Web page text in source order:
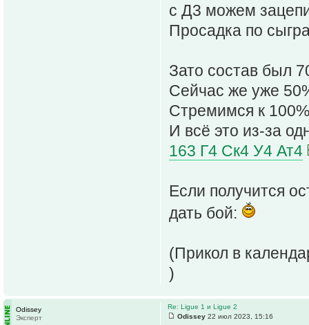
с Д3 можем
Просадка по
Зато состав был
Сейчас же уже
Стремимся к
И всё это из-за
163 Г4 Ск4 У4 Ат4
Если получится
дать бой:
(Прикол в
)
Re: Ligue 1 и Ligue 2
Odissey 22 июл 2023, 15:16
Odissey
Эксперт